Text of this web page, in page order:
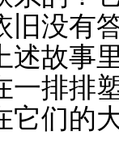
旧没有
述故事
一排排
们的